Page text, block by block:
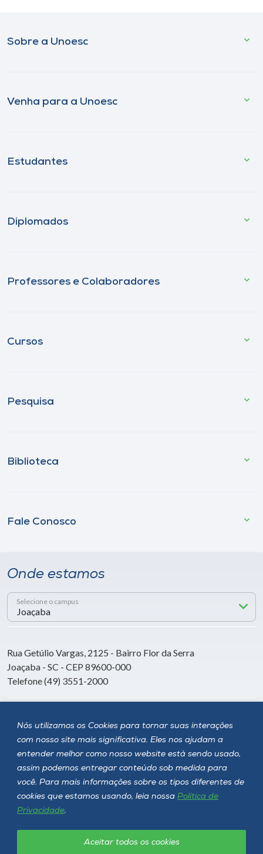
Nós utilizamos os Cookies para tornar suas interações
com nosso site mais significativa. Eles nos ajudam a
entender melhor como nosso website está sendo usado,
assim podemos entregar conteúdo sob medida para
você. Para mais informações sobre os tipos diferentes de
cookies que estamos usando, leia nossa Política de
Privacidade.
Aceitar todos os cookies
Sobre a Unoesc
Venha para a Unoesc
Estudantes
Diplomados
Professores e Colaboradores
Cursos
Pesquisa
Biblioteca
Fale Conosco
Onde estamos
Selecione o campus
Rua Getúlio Vargas, 2125 - Bairro Flor da Serra
Joaçaba - SC - CEP 89600-000
Telefone (49) 3551-2000
Siga a Unoesc